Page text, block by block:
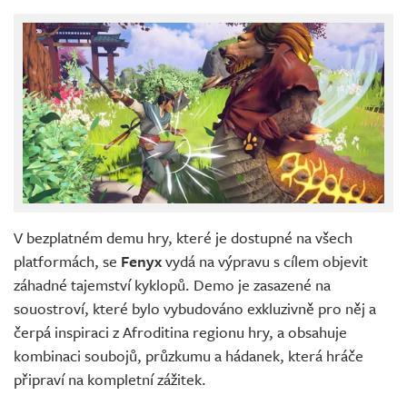
V bezplatném demu hry, které je dostupné na všech
platformách, se Fenyxvydá na výpravu s cílem objevit
záhadné tajemství kyklopů. Demo je zasazené na
souostroví, které bylo vybudováno exkluzivně pro něj a
čerpá inspiraci z Afroditina regionu hry, a obsahuje
kombinaci soubojů, průzkumu a hádanek, která hráče
připraví na kompletní zážitek.